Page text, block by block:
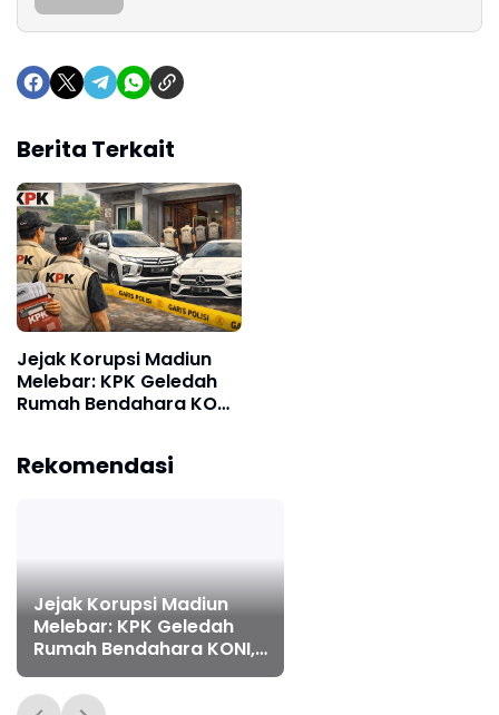
Berita Terkait
Jejak Korupsi Madiun
Melebar: KPK Geledah
Rumah Bendahara KONI,
Rekomendasi
Jejak Korupsi Madiun
Melebar: KPK Geledah
Rumah Bendahara KONI,
Mobil Mewah Ikut Disita